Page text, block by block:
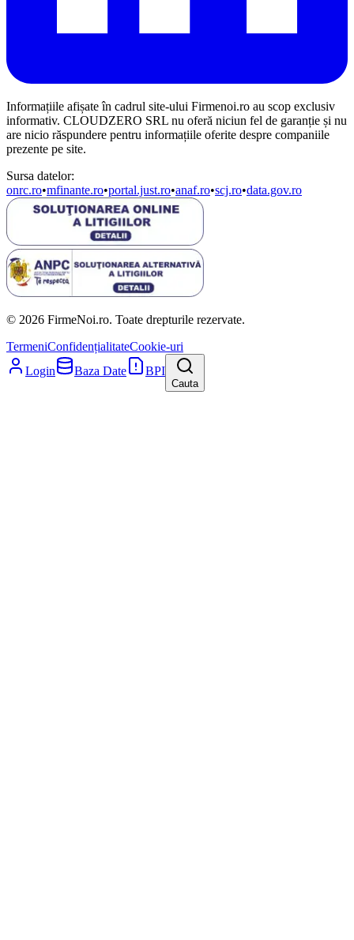
Informațiile afișate în cadrul site-ului Firmenoi.ro au scop exclusiv
informativ. CLOUDZERO SRL nu oferă niciun fel de garanție și nu
are nicio răspundere pentru informațiile oferite despre companiile
prezente pe site.
Sursa datelor:
onrc.ro•mfinante.ro•portal.just.ro•anaf.ro•scj.ro•data.gov.ro
© 2026 FirmeNoi.ro. Toate drepturile rezervate.
TermeniConfidențialitateCookie-uri
Login
Baza Date BPI
Cauta